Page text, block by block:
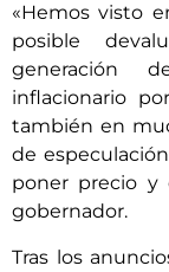
«Hemos visto
posible
generación
inflacionario
también en
de
poner precio y
gobernador.
Tras los